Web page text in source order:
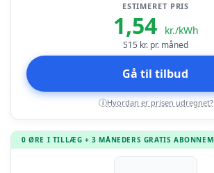
ESTIMERET PRIS
1,54 kr./kWh
515 kr. pr. måned
Gå til tilbud
i Hvordan er prisen udregnet?
0 ØRE I TILLÆG + 3 MÅNEDERS GRATIS